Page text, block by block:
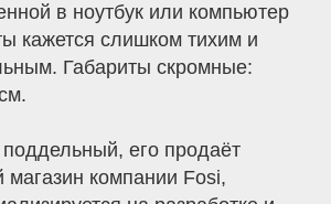
в ноутбук или компьютер
кажется слишком тихим и
Габариты скромные:
его продаёт
компании Fosi,